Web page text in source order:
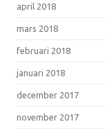
april 2018
mars 2018
februari 2018
januari 2018
december 2017
november 2017